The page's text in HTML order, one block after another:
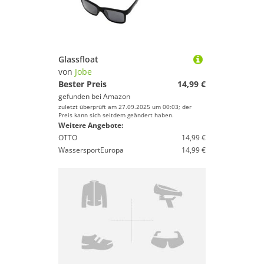
Glassfloat
von Jobe
Bester Preis
14,99 €
gefunden bei Amazon
zuletzt überprüft am 27.09.2025 um 00:03; der
Preis kann sich seitdem geändert haben.
Weitere Angebote:
OTTO
14,99 €
WassersportEuropa
14,99 €